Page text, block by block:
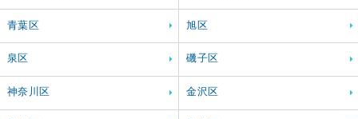
青葉区 旭区
泉区 磯子区
神奈川区 金沢区